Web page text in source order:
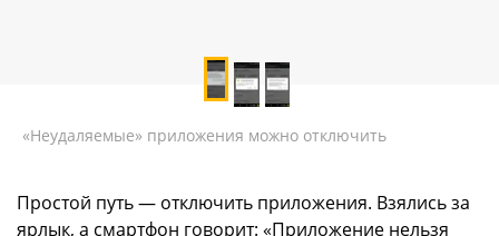
«Неудаляемые» приложения можно отключить
Простой путь — отключить приложения. Взялись за
ярлык, а смартфон говорит: «Приложение нельзя